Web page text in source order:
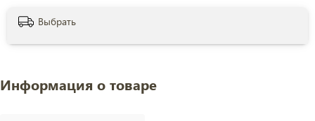
Выбрать
Информация о товаре